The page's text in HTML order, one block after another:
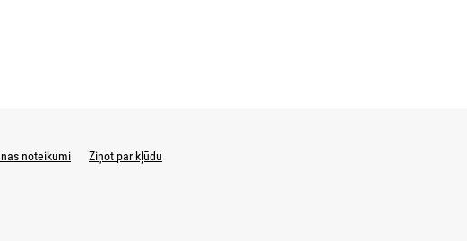
noteikumi Ziņot par kļūdu